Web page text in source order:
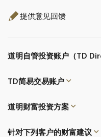
提供意见回馈
道明自管投资账户（TD
TD简易交易账户
道明财富投资方案
针对下列客户的财富建议